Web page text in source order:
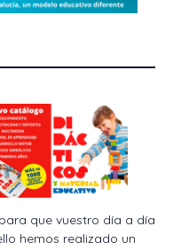
que vuestro día a día
hemos realizado un